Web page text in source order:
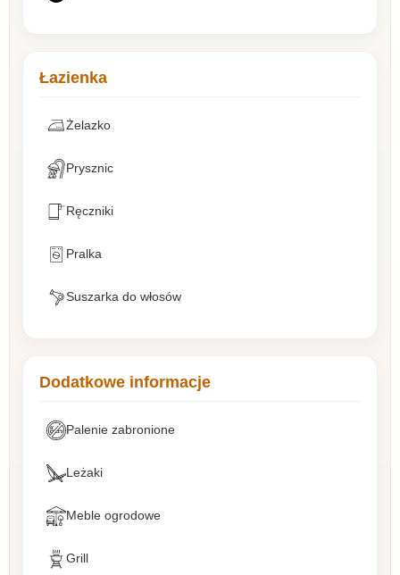
Łazienka
Żelazko
Prysznic
Ręczniki
Pralka
Suszarka do włosów
Dodatkowe informacje
Palenie zabronione
Leżaki
Meble ogrodowe
Grill